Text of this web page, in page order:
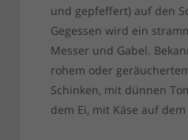
und gepfeffert) auf den
Gegessen wird ein
Messer und Gabel.
rohem oder
Schinken, mit dünnen
dem Ei, mit Käse auf dem